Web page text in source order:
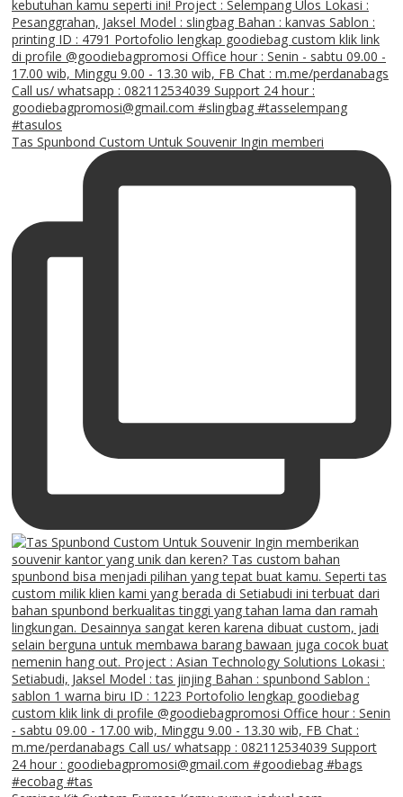
Tas Spunbond Custom Untuk Souvenir Ingin memberi